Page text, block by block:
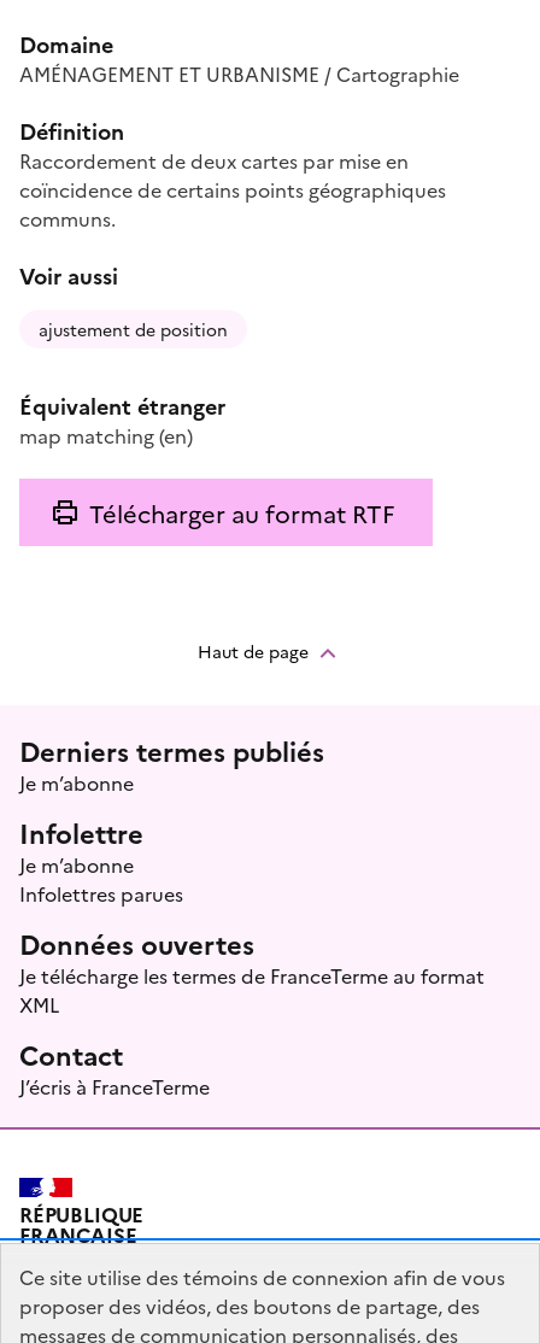
Domaine
AMÉNAGEMENT ET URBANISME / Cartographie
Définition
Raccordement de deux cartes par mise en
coïncidence de certains points géographiques
communs.
Voir aussi
ajustement de position
Équivalent étranger
map matching(en)
Télécharger au format RTF
Haut de page
Menu prefooter
Derniers termes publiés
Je m’abonne
Infolettre
Je m’abonne
Infolettres parues
Données ouvertes
Je télécharge les termes de FranceTerme au format
XML
Contact
J’écris à FranceTerme
RÉPUBLIQUE
FRANÇAISE
Ce site utilise des témoins de connexion afin de vous
proposer des vidéos, des boutons de partage, des
messages de communication personnalisés, des